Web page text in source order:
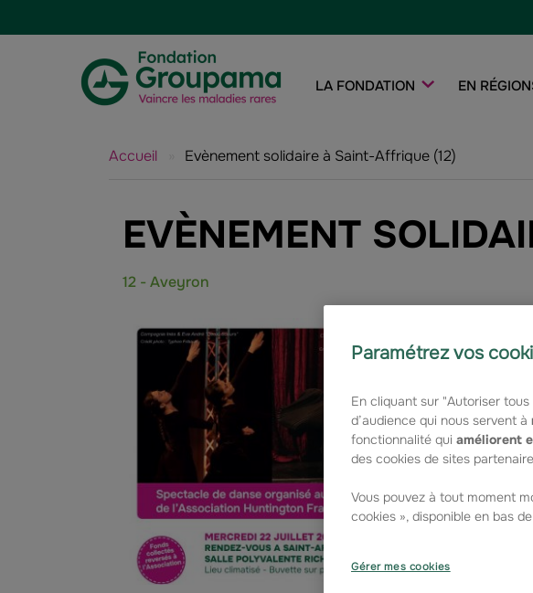
LA FONDATION EN
Accueil Evènement solidaire à Saint-Affrique (12)
EVÈNEMENT
12 - Aveyron
Rendez-vous
danse au
Paramétrez vos
En cliquant sur "Autoriser
d’audience qui nous servent à
fonctionnalité qui améliorent
des cookies de sites
Vous pouvez à tout moment
cookies », disponible en bas
Gérer mes cookies